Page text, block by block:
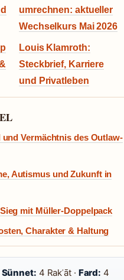
umrechnen: aktueller
Wechselkurs Mai 2026
Louis Klamroth:
Steckbrief, Karriere
und Privatleben
Vermächtnis des Outlaw-
Autismus und Zukunft in
mit Müller-Doppelpack
Charakter & Haltung
Sünnet: 4 Rakʿāt · Fard: 4